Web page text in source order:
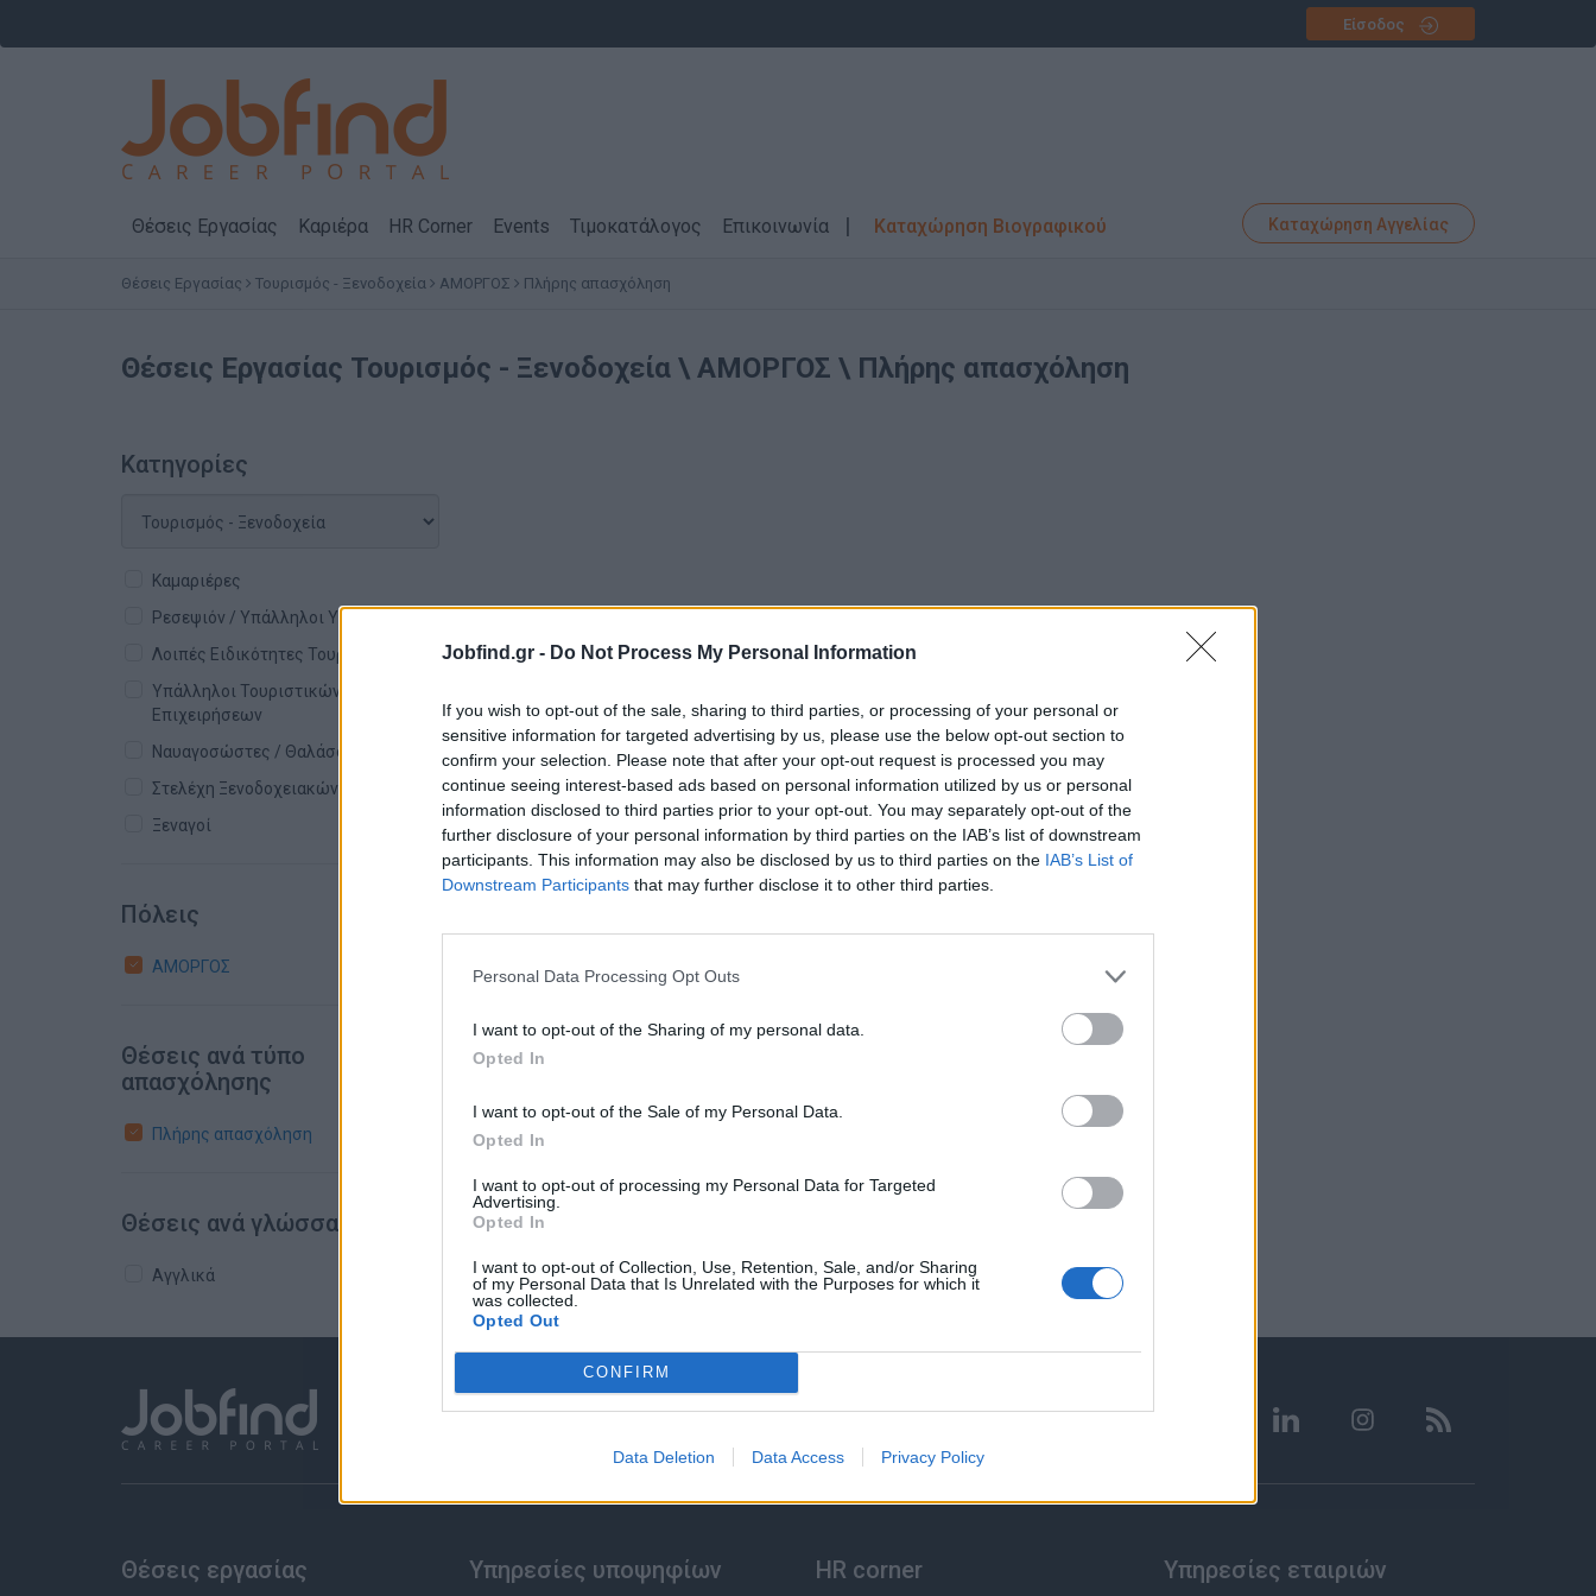
Jobfind.gr - Do Not Process My Personal Information
If you wish to opt-out of the sale, sharing to third parties, or processing of your personal or
sensitive information for targeted advertising by us, please use the below opt-out section to
confirm your selection. Please note that after your opt-out request is processed you may
continue seeing interest-based ads based on personal information utilized by us or personal
information disclosed to third parties prior to your opt-out. You may separately opt-out of the
further disclosure of your personal information by third parties on the IAB’s list of downstream
participants. This information may also be disclosed by us to third parties on the IAB’s List of
Downstream Participants that may further disclose it to other third parties.
Personal Data Processing Opt Outs
I want to opt-out of the Sharing of my personal data.
Opted In
I want to opt-out of the Sale of my Personal Data.
Opted In
I want to opt-out of processing my Personal Data for Targeted
Advertising.
Opted In
I want to opt-out of Collection, Use, Retention, Sale, and/or Sharing
of my Personal Data that Is Unrelated with the Purposes for which it
was collected.
Opted Out
CONFIRM
Data Deletion Data Access Privacy Policy
Είσοδος
Θέσεις Εργασίας Καριέρα HR Corner Events Τιμοκατάλογος Επικοινωνία Καταχώρηση Βιογραφικού Καταχώρηση Αγγελίας
Θέσεις Εργασίας Τουρισμός - Ξενοδοχεία ΑΜΟΡΓΟΣ Πλήρης απασχόληση
Θέσεις Εργασίας Τουρισμός - Ξενοδοχεία \ ΑΜΟΡΓΟΣ \ Πλήρης απασχόληση
Κατηγορίες
Καμαριέρες
Ρεσεψιόν / Υπάλληλοι Υποδοχής
Λοιπές Ειδικότητες Τουρισμού
Υπάλληλοι Τουριστικών
Επιχειρήσεων
Ναυαγοσώστες / Θαλάσσια Σπορ
Στελέχη Ξενοδοχειακών Μονάδων
Ξεναγοί
Πόλεις
ΑΜΟΡΓΟΣ
Θέσεις ανά τύπο
απασχόλησης
Πλήρης απασχόληση
Θέσεις ανά γλώσσα
Αγγλικά
Θέσεις εργασίας Υπηρεσίες υποψηφίων HR corner Υπηρεσίες εταιριών